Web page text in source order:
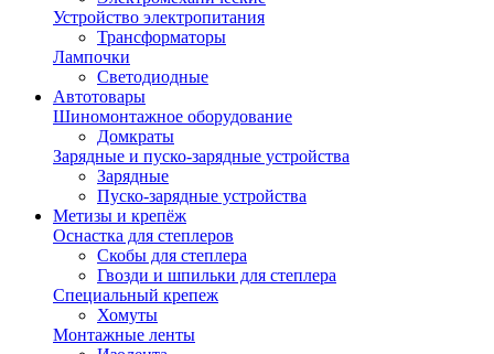
Устройство электропитания
Трансформаторы
Лампочки
Светодиодные
Автотовары
Шиномонтажное оборудование
Домкраты
Зарядные и пуско-зарядные устройства
Зарядные
Пуско-зарядные устройства
Метизы и крепёж
Оснастка для степлеров
Скобы для степлера
Гвозди и шпильки для степлера
Специальный крепеж
Хомуты
Монтажные ленты